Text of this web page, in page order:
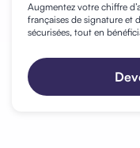
Augmentez votre chiffre
françaises de signature et
sécurisées, tout en